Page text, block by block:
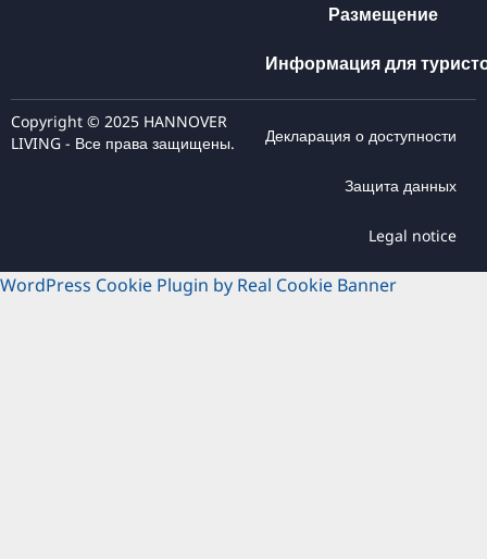
Размещение
Информация для
Copyright © 2025 HANNOVER
LIVING - Все права защищены.
Декларация о доступности
Защита данных
Legal notice
WordPress Cookie Plugin by Real Cookie Banner